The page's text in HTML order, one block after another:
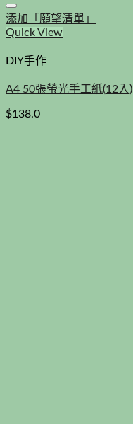
添加「願望清單」
Quick View
DIY手作
A4 50張螢光手工紙(12入)
$138.0